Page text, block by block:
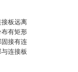
板远离
有矩形
接有连
连接板